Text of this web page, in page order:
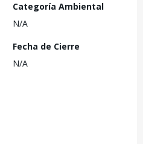
Categoría Ambiental
N/A
Fecha de Cierre
N/A